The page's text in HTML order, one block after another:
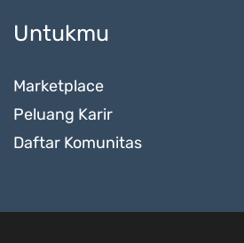
Untukmu
Marketplace
Peluang Karir
Daftar Komunitas